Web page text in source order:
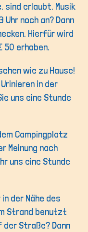
sind erlaubt. Musik
noch an? Dann
Hierfür wird
50 erhoben.
wie zu Hause!
in der
uns eine Stunde
Campingplatz
Meinung nach
uns eine Stunde
der Nähe des
Strand benutzt
Straße? Dann